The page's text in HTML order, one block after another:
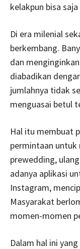
kelakpun bisa
Di era milenial
berkembang.
dan
diabadikan
jumlahnya tidak
menguasai betul
Hal itu membuat
permintaan untuk
prewedding,
adanya aplikasi
Instagram,
Masyarakat
momen-momen
Dalam hal ini